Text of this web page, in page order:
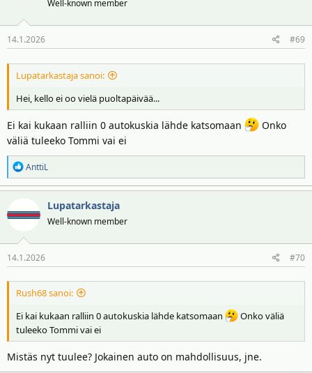
Well-known member
14.1.2026 #69
Lupatarkastaja sanoi:
Hei, kello ei oo vielä puoltapäivää...
Ei kai kukaan ralliin 0 autokuskia lähde katsomaan
Onko
väliä tuleeko Tommi vai ei
R
e
a
t
o
t
AnttiL
Lupatarkastaja
Well-known member
14.1.2026 #70
Rush68 sanoi:
Ei kai kukaan ralliin 0 autokuskia lähde katsomaan
Onko väliä
tuleeko Tommi vai ei
Mistäs nyt tuulee? Jokainen auto on mahdollisuus, jne.